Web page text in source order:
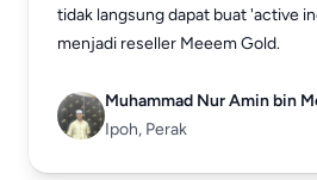
tidak langsung dapat buat 'active
menjadi reseller Meeem Gold.
Muhammad Nur Amin bin
Ipoh, Perak